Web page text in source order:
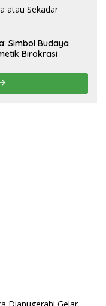
Simbol Budaya
Birokrasi